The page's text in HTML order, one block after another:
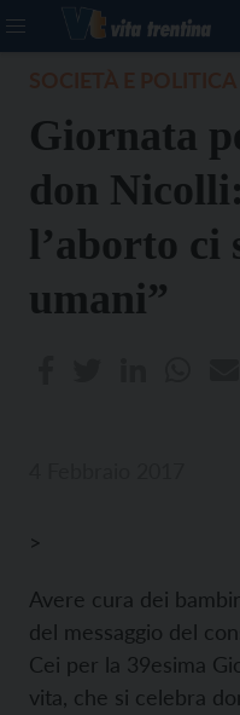
Giornata
don
l’aborto ci
umani”
>
Avere cura dei
del messaggio del
Cei per la 39esima
vita, che si celebra